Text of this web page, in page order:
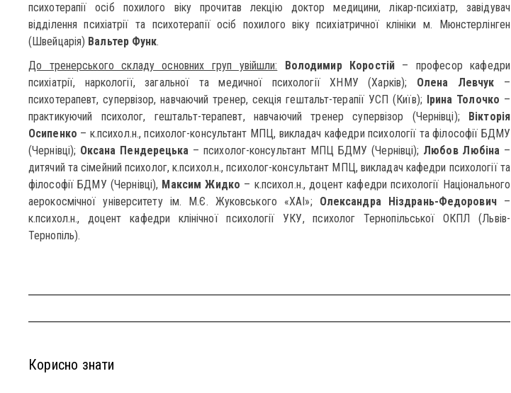
психотерапії осіб похилого віку прочитав лекцію доктор медицини, лікар-психіатр, завідувач
відділення психіатрії та психотерапії осіб похилого віку психіатричної клініки м. Мюнстерлінген
(Швейцарія) Вальтер Функ.
До тренерського складу основних груп увійшли:
Володимир Коростій– професор кафедри
психіатрії, наркології, загальної та медичної психології ХНМУ (Харків); Олена Левчук –
психотерапевт, супервізор, навчаючий тренер, секція гештальт-терапії УСП (Київ); Ірина Толочко –
практикуючий психолог, гештальт-терапевт, навчаючий тренер супервізор (Чернівці); Вікторія
Осипенко – к.психол.н., психолог-консультант МПЦ, викладач кафедри психології та філософії БДМУ
(Чернівці); Оксана Пендерецька – психолог-консультант МПЦ БДМУ (Чернівці); Любов Любіна –
дитячий та сімейний психолог, к.психол.н., психолог-консультант МПЦ, викладач кафедри психології та
філософії БДМУ (Чернівці), Максим Жидко – к.психол.н., доцент кафедри психології Національного
аерокосмічної університету ім. М.Є. Жуковського «ХАІ»; Олександра Ніздрань-Федорович–
к.психол.н., доцент кафедри клінічної психології УКУ, психолог Тернопільської ОКПЛ (Львів-
Тернопіль).
Корисно знати